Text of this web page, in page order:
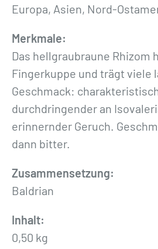
5
0
g
M
e
n
g
e
Europa, Asien, Nord-
Merkmale:
Das hellgraubraune Rhizom
Fingerkuppe und trägt viele
Geschmack:
durchdringender an
erinnernder Geruch.
dann bitter.
Zusammensetzung:
Baldrian
Inhalt:
0,50 kg